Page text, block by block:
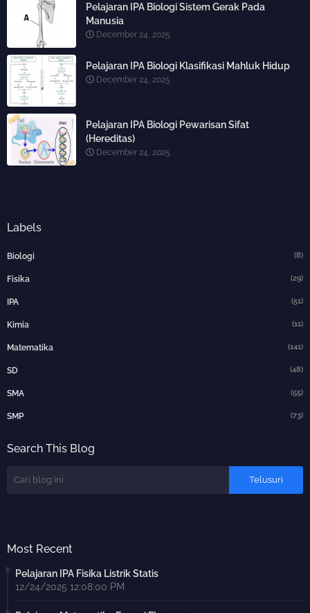
Pelajaran IPA Biologi Sistem Gerak Pada
Manusia
December 24, 2025
Pelajaran IPA Biologi Klasifikasi Mahluk Hidup
December 24, 2025
Pelajaran IPA Biologi Pewarisan Sifat
(Hereditas)
December 24, 2025
Labels
Biologi (8)
Fisika (29)
IPA (51)
Kimia (11)
Matematika (141)
SD (48)
SMA (55)
SMP (73)
Search This Blog
Most Recent
Pelajaran IPA Fisika Listrik Statis
12/24/2025 12:08:00 PM